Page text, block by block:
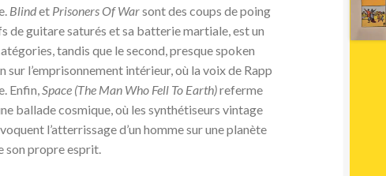
Blindet Prisoners Of Warsont des coups de poing
de guitare saturés et sa batterie martiale, est un
tandis que le second, presque spoken
l’emprisonnement intérieur, où la voix de Rapp
Enfin,Space (The Man Who Fell To Earth)referme
ballade cosmique, où les synthétiseurs vintage
l’atterrissage d’un homme sur une planète
son propre esprit.